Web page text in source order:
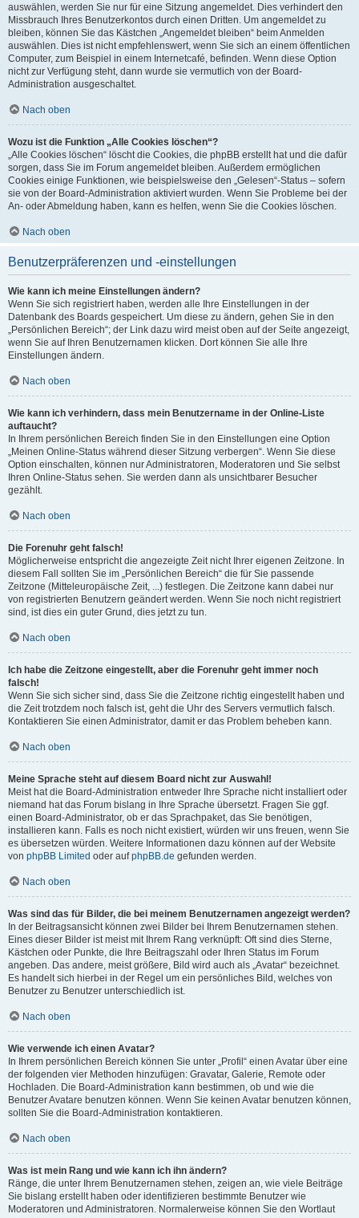
auswählen, werden Sie nur für eine Sitzung angemeldet. Dies verhindert den
Missbrauch Ihres Benutzerkontos durch einen Dritten. Um angemeldet zu
bleiben, können Sie das Kästchen „Angemeldet bleiben“ beim Anmelden
auswählen. Dies ist nicht empfehlenswert, wenn Sie sich an einem öffentlichen
Computer, zum Beispiel in einem Internetcafé, befinden. Wenn diese Option
nicht zur Verfügung steht, dann wurde sie vermutlich von der Board-
Administration ausgeschaltet.
Nach oben
Wozu ist die Funktion „Alle Cookies löschen“?
„Alle Cookies löschen“ löscht die Cookies, die phpBB erstellt hat und die dafür
sorgen, dass Sie im Forum angemeldet bleiben. Außerdem ermöglichen
Cookies einige Funktionen, wie beispielsweise den „Gelesen“-Status – sofern
sie von der Board-Administration aktiviert wurden. Wenn Sie Probleme bei der
An- oder Abmeldung haben, kann es helfen, wenn Sie die Cookies löschen.
Nach oben
Benutzerpräferenzen und -einstellungen
Wie kann ich meine Einstellungen ändern?
Wenn Sie sich registriert haben, werden alle Ihre Einstellungen in der
Datenbank des Boards gespeichert. Um diese zu ändern, gehen Sie in den
„Persönlichen Bereich“; der Link dazu wird meist oben auf der Seite angezeigt,
wenn Sie auf Ihren Benutzernamen klicken. Dort können Sie alle Ihre
Einstellungen ändern.
Nach oben
Wie kann ich verhindern, dass mein Benutzername in der Online-Liste
auftaucht?
In Ihrem persönlichen Bereich finden Sie in den Einstellungen eine Option
„Meinen Online-Status während dieser Sitzung verbergen“. Wenn Sie diese
Option einschalten, können nur Administratoren, Moderatoren und Sie selbst
Ihren Online-Status sehen. Sie werden dann als unsichtbarer Besucher
gezählt.
Nach oben
Die Forenuhr geht falsch!
Möglicherweise entspricht die angezeigte Zeit nicht Ihrer eigenen Zeitzone. In
diesem Fall sollten Sie im „Persönlichen Bereich“ die für Sie passende
Zeitzone (Mitteleuropäische Zeit, ...) festlegen. Die Zeitzone kann dabei nur
von registrierten Benutzern geändert werden. Wenn Sie noch nicht registriert
sind, ist dies ein guter Grund, dies jetzt zu tun.
Nach oben
Ich habe die Zeitzone eingestellt, aber die Forenuhr geht immer noch
falsch!
Wenn Sie sich sicher sind, dass Sie die Zeitzone richtig eingestellt haben und
die Zeit trotzdem noch falsch ist, geht die Uhr des Servers vermutlich falsch.
Kontaktieren Sie einen Administrator, damit er das Problem beheben kann.
Nach oben
Meine Sprache steht auf diesem Board nicht zur Auswahl!
Meist hat die Board-Administration entweder Ihre Sprache nicht installiert oder
niemand hat das Forum bislang in Ihre Sprache übersetzt. Fragen Sie ggf.
einen Board-Administrator, ob er das Sprachpaket, das Sie benötigen,
installieren kann. Falls es noch nicht existiert, würden wir uns freuen, wenn Sie
es übersetzen würden. Weitere Informationen dazu können auf der Website
von phpBB Limited oder aufphpBB.de gefunden werden.
Nach oben
Was sind das für Bilder, die bei meinem Benutzernamen angezeigt werden?
In der Beitragsansicht können zwei Bilder bei Ihrem Benutzernamen stehen.
Eines dieser Bilder ist meist mit Ihrem Rang verknüpft: Oft sind dies Sterne,
Kästchen oder Punkte, die Ihre Beitragszahl oder Ihren Status im Forum
angeben. Das andere, meist größere, Bild wird auch als „Avatar“ bezeichnet.
Es handelt sich hierbei in der Regel um ein persönliches Bild, welches von
Benutzer zu Benutzer unterschiedlich ist.
Nach oben
Wie verwende ich einen Avatar?
In Ihrem persönlichen Bereich können Sie unter „Profil“ einen Avatar über eine
der folgenden vier Methoden hinzufügen: Gravatar, Galerie, Remote oder
Hochladen. Die Board-Administration kann bestimmen, ob und wie die
Benutzer Avatare benutzen können. Wenn Sie keinen Avatar benutzen können,
sollten Sie die Board-Administration kontaktieren.
Nach oben
Was ist mein Rang und wie kann ich ihn ändern?
Ränge, die unter Ihrem Benutzernamen stehen, zeigen an, wie viele Beiträge
Sie bislang erstellt haben oder identifizieren bestimmte Benutzer wie
Moderatoren und Administratoren. Normalerweise können Sie den Wortlaut